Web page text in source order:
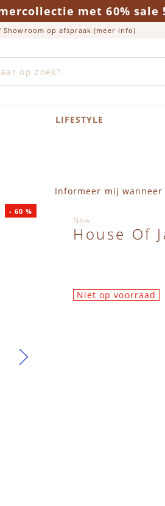
met 60% sale
Showroom op afspraak (meer info)
LIFESTYLE
- 60 %
Informeer mij
New
House Of
Niet op voorraad